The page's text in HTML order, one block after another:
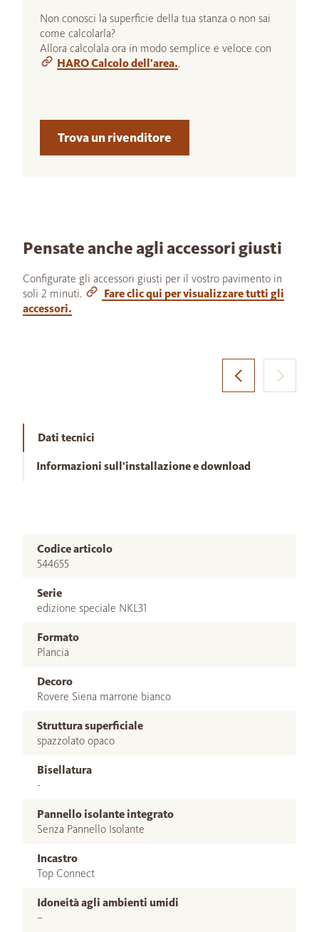
Non conosci la superficie della tua stanza o non sai
come calcolarla?
Allora calcolala ora in modo semplice e veloce con
HARO Calcolo dell'area..
Trova un rivenditore
Pensate anche agli accessori giusti
Configurate gli accessori giusti per il vostro pavimento in
soli 2 minuti.
Fare clic qui per visualizzare tutti gli
accessori.
Dati tecnici
Informazioni sull'installazione e download
Codice articolo
544655
Serie
edizione speciale NKL31
Formato
Plancia
Decoro
Rovere Siena marrone bianco
Struttura superficiale
spazzolato opaco
Bisellatura
-
Pannello isolante integrato
Senza Pannello Isolante
Incastro
Top Connect
Idoneità agli ambienti umidi
–